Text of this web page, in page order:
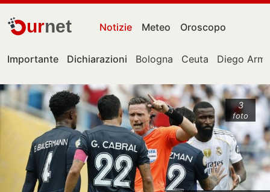
urnet Notizie Meteo Oroscopo
Importante Dichiarazioni Bologna Ceuta Diego
3
foto